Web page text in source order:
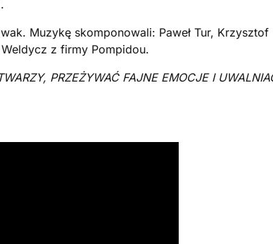
Muzykę skomponowali: Paweł Tur, Krzysztof
z firmy Pompidou.
PRZEŻYWAĆ FAJNE EMOCJE I